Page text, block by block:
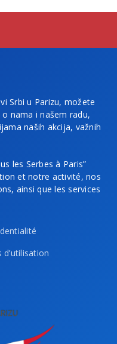
Srbi u Parizu, možete
nama i našem radu,
naših akcija, važnih
les Serbes à Paris”
et notre activité, nos
ainsi que les services